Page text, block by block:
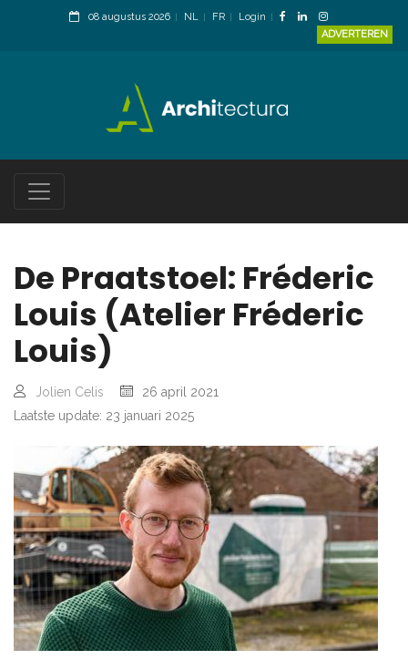
08 augustus 2026 NL FR
Login
ADVERTEREN
De Praatstoel: Fréderic
Louis (Atelier Fréderic
Louis)
Jolien Celis
26 april 2021
Laatste update: 23 januari 2025